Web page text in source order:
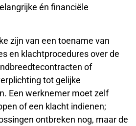
én financiële
zijn van een toename van
en klachtprocedures over de
of
tot gelijke
Een werknemer moet zelf
of een klacht indienen;
ontbreken nog, maar de